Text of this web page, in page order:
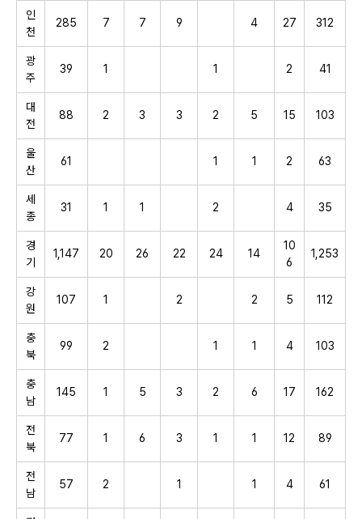
인
천
285 7 7 9 4 27 312
광
주
39 1 1 2 41
대
전
88 2 3 3 2 5 15 103
울
산
61 1 1 2 63
세
종
31 1 1 2 4 35
경
기
1,147 20 26 22 24 14
10
6
1,253
강
원
107 1 2 2 5 112
충
북
99 2 1 1 4 103
충
남
145 1 5 3 2 6 17 162
전
북
77 1 6 3 1 1 12 89
전
남
57 2 1 1 4 61